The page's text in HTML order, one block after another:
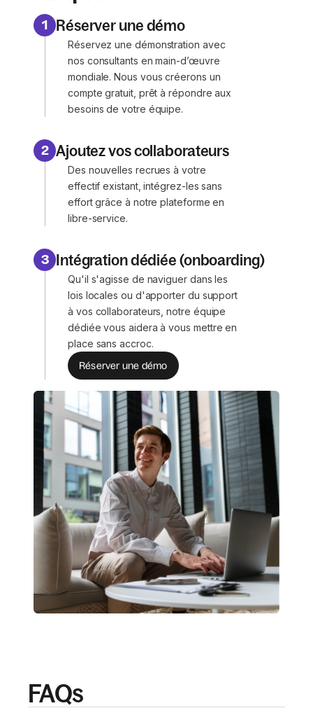
1 Réserver une démo
Réservez une démonstration avec
nos consultants en main-d’œuvre
mondiale. Nous vous créerons un
compte gratuit, prêt à répondre aux
besoins de votre équipe.
2 Ajoutez vos collaborateurs
Des nouvelles recrues à votre
effectif existant, intégrez-les sans
effort grâce à notre plateforme en
libre-service.
3 Intégration dédiée (onboarding)
Qu'il s'agisse de naviguer dans les
lois locales ou d'apporter du support
à vos collaborateurs, notre équipe
dédiée vous aidera à vous mettre en
place sans accroc.
Réserver une démo
FAQs